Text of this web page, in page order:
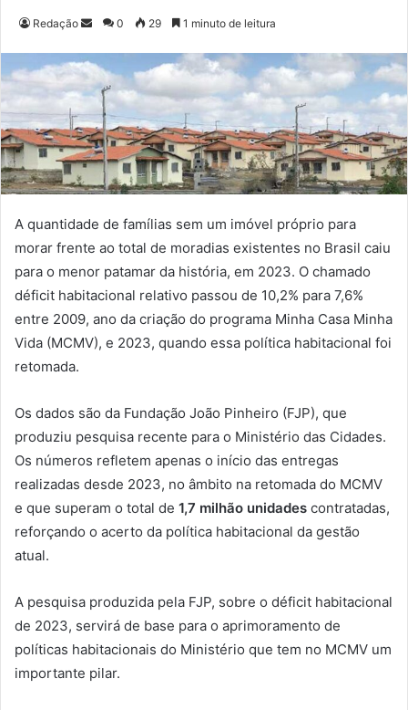
Redação
n
d
u
m
-
m
0 29 1 minuto de leitura
A quantidade de famílias sem um imóvel próprio para
morar frente ao total de moradias existentes no Brasil caiu
para o menor patamar da história, em 2023. O chamado
déficit habitacional relativo passou de 10,2% para 7,6%
entre 2009, ano da criação do programa Minha Casa Minha
Vida (MCMV), e 2023, quando essa política habitacional foi
retomada.
Os dados são da Fundação João Pinheiro (FJP), que
produziu pesquisa recente para o Ministério das Cidades.
Os números refletem apenas o início das entregas
realizadas desde 2023, no âmbito na retomada do MCMV
e que superam o total de 1,7 milhão unidades contratadas,
reforçando o acerto da política habitacional da gestão
atual.
A pesquisa produzida pela FJP, sobre o déficit habitacional
de 2023, servirá de base para o aprimoramento de
políticas habitacionais do Ministério que tem no MCMV um
importante pilar.